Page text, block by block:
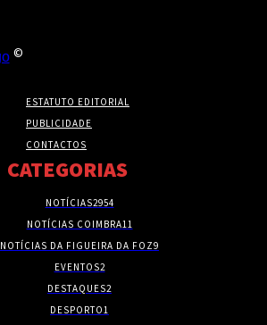
©
ESTATUTO EDITORIAL
PUBLICIDADE
CONTACTOS
CATEGORIAS
NOTÍCIAS2954
NOTÍCIAS COIMBRA11
NOTÍCIAS DA FIGUEIRA DA FOZ9
EVENTOS2
DESTAQUES2
DESPORTO1